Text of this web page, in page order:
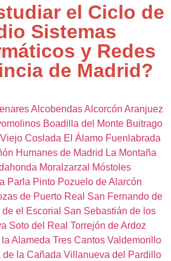
el Ciclo de
Sistemas
y Redes
de Madrid?
AlcobendasAlcorcón Aranjuez
Boadilla del Monte Buitrago
Coslada El Álamo Fuenlabrada
Humanes de Madrid La Montaña
Moralzarzal
Móstoles
Parla Pinto Pozuelo de Alarcón
de Puerto Real San Fernando de
el Escorial San Sebastián de los
Soto del Real Torrejón de Ardoz
Alameda Tres Cantos Valdemorillo
la Cañada Villanueva del Pardillo